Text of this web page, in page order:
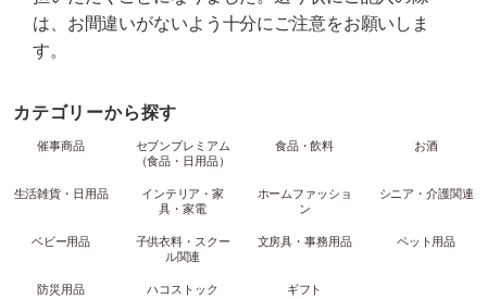
は、お間違いがないよう十分にご注意をお願いしま
す。
カテゴリーから探す
催事商品
セブンプレミアム
（食品・日用品）
食品・飲料 お酒
生活雑貨・日用品
インテリア・家
具・家電
ホームファッショ
ン
シニア・介護関連
ベビー用品
子供衣料・スクー
ル関連
文房具・事務用品 ペット用品
防災用品 ハコストック ギフト